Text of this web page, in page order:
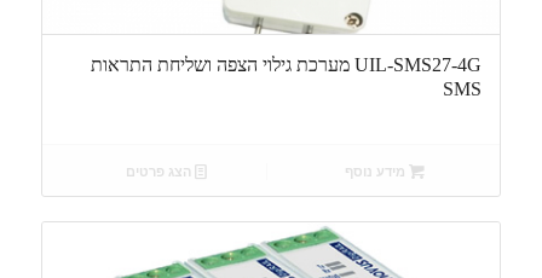
UIL-SMS27-4G מערכת גילוי הצפה ושליחת התראות
SMS
מידע נוסף הצג פרטים